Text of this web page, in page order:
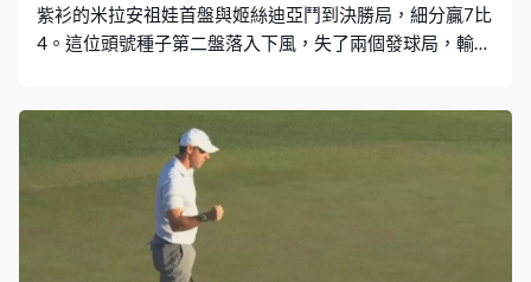
紫衫的米拉安祖娃首盤與姬絲迪亞鬥到決勝局，細分贏7比
4。這位頭號種子第二盤落入下風，失了兩個發球局，輸4
發，大比數贏6比2，今季首項泥地賽就打入4強，將會鬥
魯絲。